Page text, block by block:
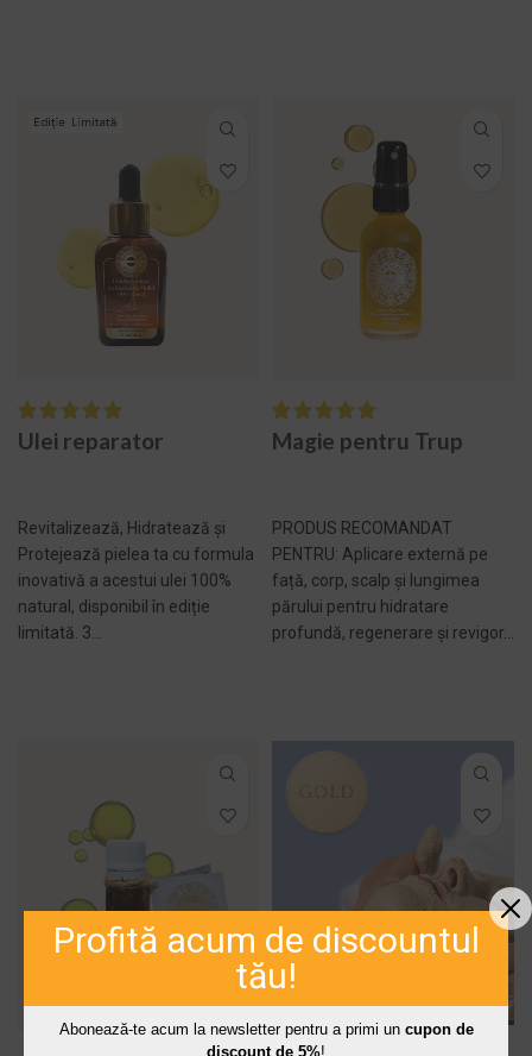
Ulei reparator
Revitalizează, Hidratează și
Protejează pielea ta cu formula
inovativă a acestui ulei 100%
natural, disponibil în ediție
limitată. 3...
Magie pentru Trup
PRODUS RECOMANDAT
PENTRU: Aplicare externă pe
față, corp, scalp și lungimea
părului pentru hidratare
profundă, regenerare și revigor...
Profită acum de discountul
tău!
Abonează-te acum la newsletter pentru a primi un cupon de
discount de 5%!